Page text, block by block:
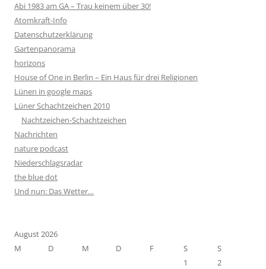
Abi 1983 am GA – Trau keinem über 30!
Atomkraft-Info
Datenschutzerklärung
Gartenpanorama
horizons
House of One in Berlin – Ein Haus für drei Religionen
Lünen in google maps
Lüner Schachtzeichen 2010
Nachtzeichen-Schachtzeichen
Nachrichten
nature podcast
Niederschlagsradar
the blue dot
Und nun: Das Wetter…
August 2026
M
D M D F S
S
1
2